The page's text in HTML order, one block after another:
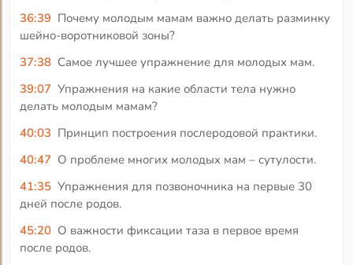
36:39 Почему молодым мамам важно делать разминку
шейно-воротниковой зоны?
37:38 Самое лучшее упражнение для молодых мам.
39:07 Упражнения на какие области тела нужно
делать молодым мамам?
40:03 Принцип построения послеродовой практики.
40:47 О проблеме многих молодых мам – сутулости.
41:35 Упражнения для позвоночника на первые 30
дней после родов.
45:20 О важности фиксации таза в первое время
после родов.